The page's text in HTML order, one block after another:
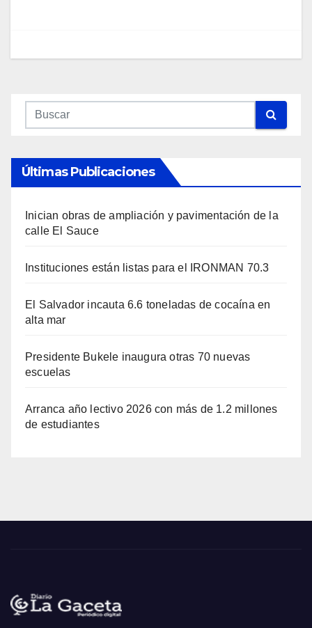
Últimas Publicaciones
Inician obras de ampliación y pavimentación de la
calle El Sauce
Instituciones están listas para el IRONMAN 70.3
El Salvador incauta 6.6 toneladas de cocaína en
alta mar
Presidente Bukele inaugura otras 70 nuevas
escuelas
Arranca año lectivo 2026 con más de 1.2 millones
de estudiantes